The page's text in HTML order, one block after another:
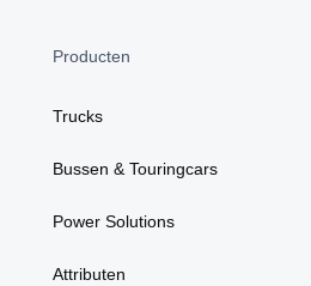
Producten
Trucks
Bussen & Touringcars
Power Solutions
Attributen